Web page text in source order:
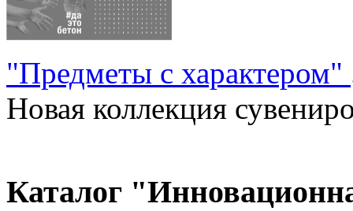
"Предметы с характером"
Новая коллекция
Каталог